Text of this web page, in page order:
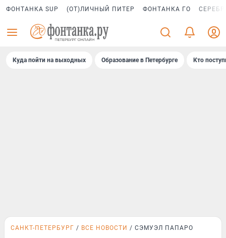
ФОНТАНКА SUP (ОТ)ЛИЧНЫЙ ПИТЕР ФОНТАНКА ГО
Куда пойти на выходных Образование в Петербурге Кто
САНКТ-ПЕТЕРБУРГ ВСЕ НОВОСТИ СЭМУЭЛ ПАПАРО